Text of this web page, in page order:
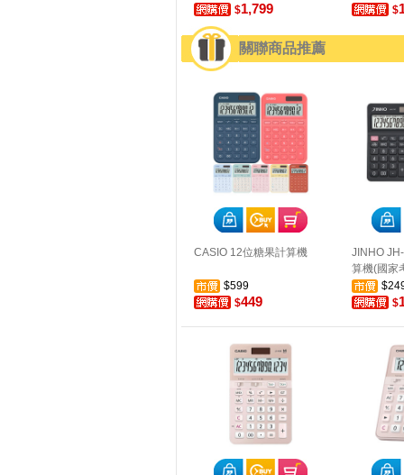
$1,799
$
關聯商品推薦
CASIO 12位糖果計算機
$599
$449
JINHO
算機(國家
$